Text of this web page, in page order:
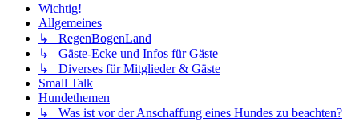
Wichtig!
Allgemeines
↳ RegenBogenLand
↳ Gäste-Ecke und Infos für Gäste
↳ Diverses für Mitglieder & Gäste
Small Talk
Hundethemen
↳ Was ist vor der Anschaffung eines Hundes zu beachten?